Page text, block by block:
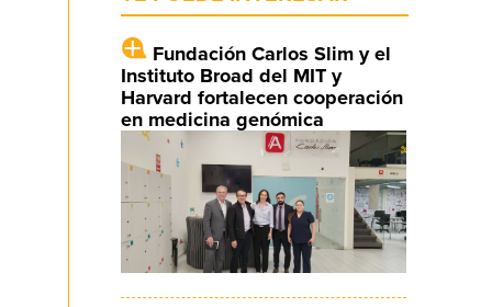
Fundación Carlos Slim y el
Instituto Broad del MIT y
Harvard fortalecen cooperación
en medicina genómica